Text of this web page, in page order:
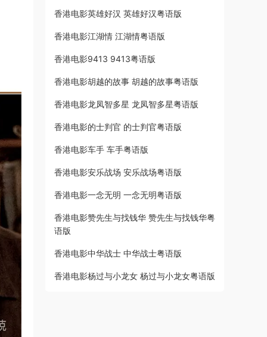
香港电影英雄好汉 英雄好汉粤语版
香港电影江湖情 江湖情粤语版
香港电影9413 9413粤语版
香港电影胡越的故事 胡越的故事粤语版
香港电影龙凤智多星 龙凤智多星粤语版
香港电影的士判官 的士判官粤语版
香港电影车手 车手粤语版
香港电影安乐战场 安乐战场粤语版
香港电影一念无明 一念无明粤语版
香港电影赞先生与找钱华 赞先生与找钱华粤
语版
香港电影中华战士 中华战士粤语版
香港电影杨过与小龙女 杨过与小龙女粤语版